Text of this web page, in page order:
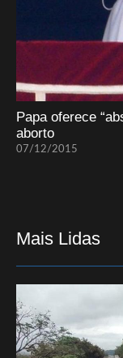
Papa oferece
aborto
07/12/2015
Mais Lidas